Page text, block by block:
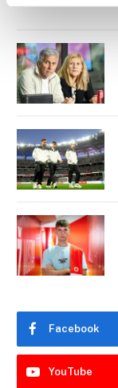
Facebook
YouTube